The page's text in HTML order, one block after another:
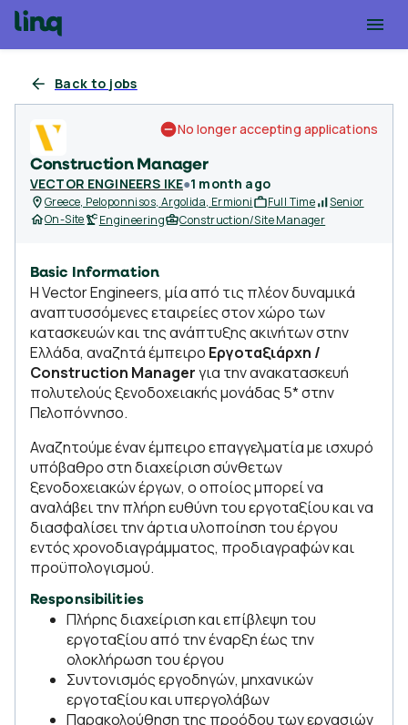
Back to jobs
Construction Manager
VECTOR ENGINEERS IKE●1 month ago
No longer accepting applications
Greece, Peloponnisos, Argolida, Ermioni Full Time
Senior
On-Site
Engineering Construction/Site Manager
Basic Information
Η Vector Engineers, μία από τις πλέον δυναμικά
αναπτυσσόμενες εταιρείες στον χώρο των
κατασκευών και της ανάπτυξης ακινήτων στην
Ελλάδα, αναζητά έμπειρο Εργοταξιάρχη /
Construction Managerγια την ανακατασκευή
πολυτελούς ξενοδοχειακής μονάδας 5* στην
Πελοπόννησο.
Αναζητούμε έναν έμπειρο επαγγελματία με ισχυρό
υπόβαθρο στη διαχείριση σύνθετων
ξενοδοχειακών έργων, ο οποίος μπορεί να
αναλάβει την πλήρη ευθύνη του εργοταξίου και να
διασφαλίσει την άρτια υλοποίηση του έργου
εντός χρονοδιαγράμματος, προδιαγραφών και
προϋπολογισμού.
Responsibilities
Πλήρης διαχείριση και επίβλεψη του
εργοταξίου από την έναρξη έως την
ολοκλήρωση του έργου
Συντονισμός εργοδηγών, μηχανικών
εργοταξίου και υπεργολάβων
Παρακολούθηση της προόδου των εργασιών